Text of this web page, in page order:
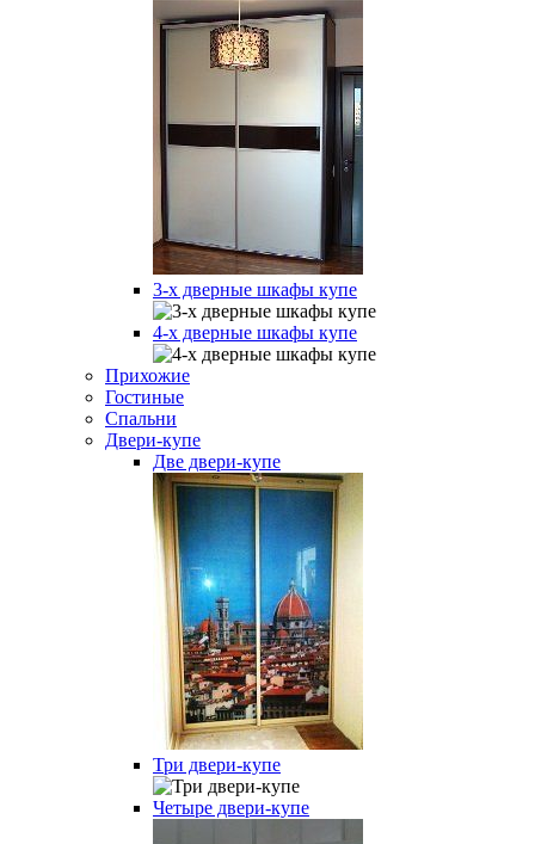
3-х дверные шкафы купе
4-х дверные шкафы купе
Прихожие
Гостиные
Спальни
Двери-купе
Две двери-купе
Три двери-купе
Четыре двери-купе